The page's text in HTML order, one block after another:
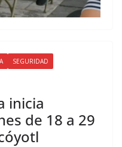
SEGURIDAD
inicia
de 18 a 29